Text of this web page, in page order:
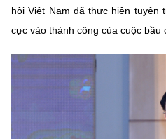
hội Việt Nam đã thực hiện tuyên
cực vào thành công của cuộc bầu